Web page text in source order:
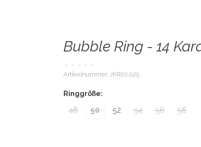
Bubble Ring - 14
• • • •
•
Artikelnummer:JKR20.025
Ringgröße:
48 50 52 54 56 58